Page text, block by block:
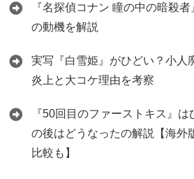
『名探偵コナン 瞳の中の暗殺
の動機を解説
実写『白雪姫』がひどい？小人
炎上と大コケ理由を考察
『50回目のファーストキス』
の後はどうなったの解説【海外
比較も】